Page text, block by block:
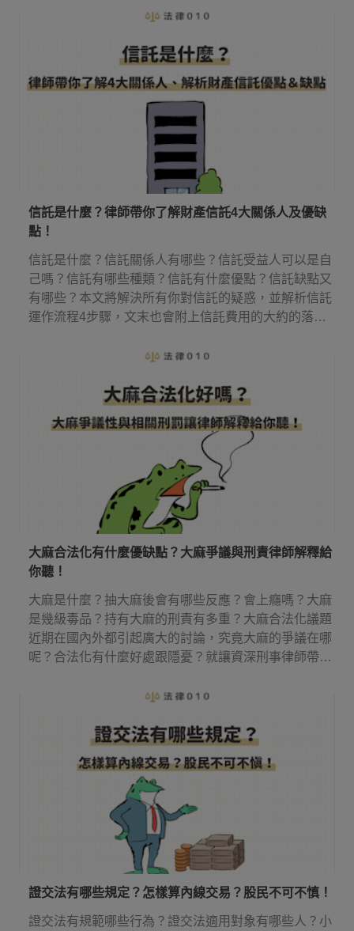
信託是什麼？律師帶你了解財產信託4大關係人及優缺
點！
信託是什麼？信託關係人有哪些？信託受益人可以是自
己嗎？信託有哪些種類？信託有什麼優點？信託缺點又
有哪些？本文將解決所有你對信託的疑惑，並解析信託
運作流程4步驟，文末也會附上信託費用的大約的落
大麻合法化有什麼優缺點？大麻爭議與刑責律師解釋給
你聽！
大麻是什麼？抽大麻後會有哪些反應？會上癮嗎？大麻
是幾級毒品？持有大麻的刑責有多重？大麻合法化議題
近期在國內外都引起廣大的討論，究竟大麻的爭議在哪
呢？合法化有什麼好處跟隱憂？就讓資深刑事律師帶你
證交法有哪些規定？怎樣算內線交易？股民不可不慎！
證交法有規範哪些行為？證交法適用對象有哪些人？小